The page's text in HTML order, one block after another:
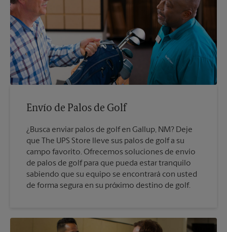
Envío de Palos de Golf
¿Busca enviar palos de golf en Gallup, NM? Deje
que The UPS Store lleve sus palos de golf a su
campo favorito. Ofrecemos soluciones de envío
de palos de golf para que pueda estar tranquilo
sabiendo que su equipo se encontrará con usted
de forma segura en su próximo destino de golf.